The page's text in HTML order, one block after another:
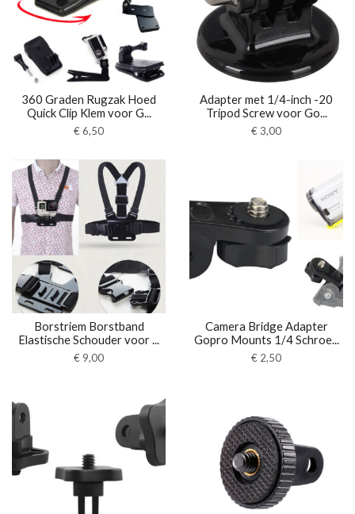
360 Graden Rugzak Hoed
Quick Clip Klem voor G...
€6,50
Adapter met 1/4-inch -20
Tripod Screw voor Go...
€ 3,00
Borstriem Borstband
Elastische Schouder voor ...
€ 9,00
Camera Bridge Adapter
Gopro Mounts 1/4 Schroe...
€ 2,50